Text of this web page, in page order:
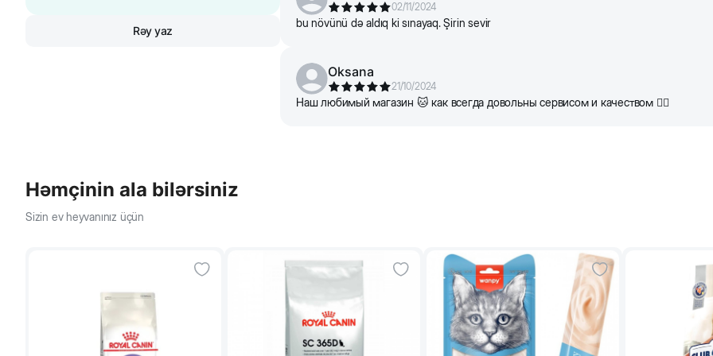
Rəy yaz
02/11/2024
bu növünü də aldıq ki sınayaq. Şirin sevir
Oksana
21/10/2024
Наш любимый магазин 🐱 как всегда довольны сервисом и качеством 👍🏻
Həmçinin ala bilərsiniz
Sizin ev heyvanınız üçün